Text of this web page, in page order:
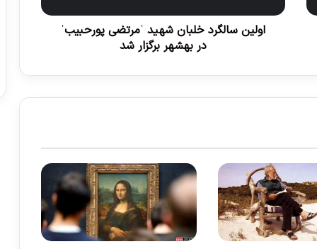
گ
ل
ه
ی
د
ˈ
م
ر
ت
اولین سالگرد خلبان شهید ˈمرتضی پورحبیبˈ
در بهشهر برگزار شد